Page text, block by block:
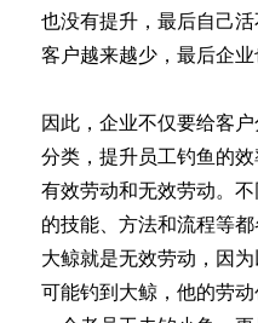
也没有提升，最后自己
客户越来越少，最后企业
因此，企业不仅要给客
分类，提升员工钓鱼的
有效劳动和无效劳动。
的技能、方法和流程等
大鲸就是无效劳动，因
可能钓到大鲸，他的劳